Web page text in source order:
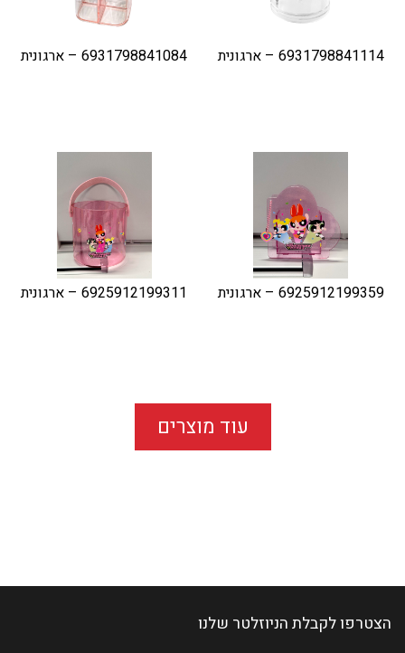
6931798841114 – ארגונית 6931798841084 – ארגונית
6925912199359 – ארגונית 6925912199311 – ארגונית
עוד מוצרים
הצטרפו לקבלת הניוזלטר שלנו